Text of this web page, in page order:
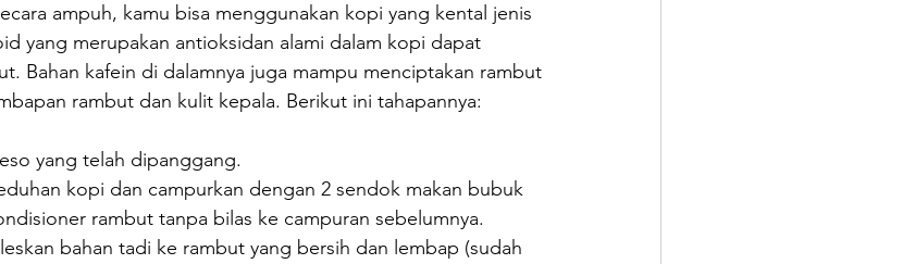
ampuh, kamu bisa menggunakan kopi yang kental jenis
yang merupakan antioksidan alami dalam kopi dapat
Bahan kafein di dalamnya juga mampu menciptakan rambut
rambut dan kulit kepala. Berikut ini tahapannya:
yang telah dipanggang.
kopi dan campurkan dengan 2 sendok makan bubuk
rambut tanpa bilas ke campuran sebelumnya.
bahan tadi ke rambut yang bersih dan lembap (sudah